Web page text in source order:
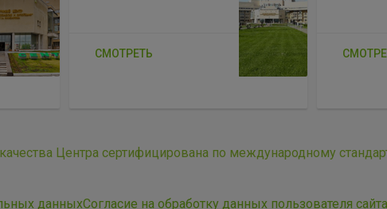
СМОТРЕТЬ
Центра сертифицирована по международному
данныхСогласие на обработку данных пользователя сайта